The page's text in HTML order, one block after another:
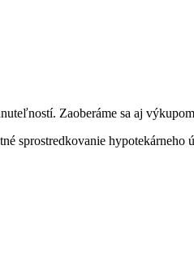
Zaoberáme sa aj
sprostredkovanie